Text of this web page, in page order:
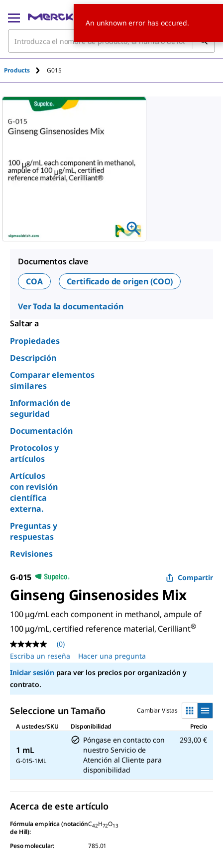
Products G015
Documentos clave
COA
Certificado de origen (COO)
Ver Toda la documentación
Saltar a
Propiedades
Descripción
Comparar elementos
similares
Información de
seguridad
Documentación
Protocolos y
artículos
Artículos
con revisión
científica
externa.
Preguntas y
respuestas
Revisiones
G-015 Compartir
Ginseng Ginsenosides Mix
100 μg/mL each component in methanol, ampule of
100 μg/mL, certified reference material, Cerilliant®
Sin
puntuación
Enlace
en
misma
página.
(0)
Escriba un reseña
Hacer una pregunta
Iniciar sesiónpara ver los precios por organización y
contrato.
Seleccione un Tamaño
Cambiar Vistas
A ustedes/SKU
Disponibilidad Precio
1 mL
G-015-1ML
Póngase en contacto con
nuestro Servicio de
Atención al Cliente para
disponibilidad
293,00 €
Acerca de este artículo
Fórmula empírica (notación
de Hill):
C42H72O13
Peso molecular:
785.01
An unknown error has occured.